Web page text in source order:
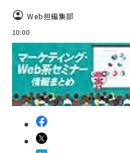
Web担編集部
10:00